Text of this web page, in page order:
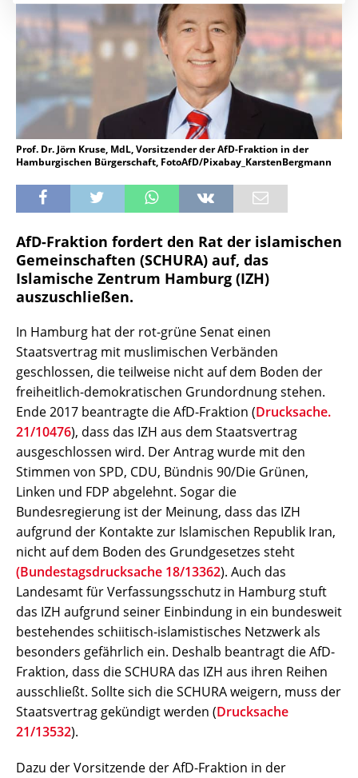
Prof. Dr. Jörn Kruse, MdL, Vorsitzender der AfD-Fraktion in der
Hamburgischen Bürgerschaft, FotoAfD/Pixabay_KarstenBergmann
AfD-Fraktion fordert den Rat der islamischen
Gemeinschaften (SCHURA) auf, das
Islamische Zentrum Hamburg (IZH)
auszuschließen.
In Hamburg hat der rot-grüne Senat einen
Staatsvertrag mit muslimischen Verbänden
geschlossen, die teilweise nicht auf dem Boden der
freiheitlich-demokratischen Grundordnung stehen.
Ende 2017 beantragte die AfD-Fraktion (Drucksache.
21/10476), dass das IZH aus dem Staatsvertrag
ausgeschlossen wird. Der Antrag wurde mit den
Stimmen von SPD, CDU, Bündnis 90/Die Grünen,
Linken und FDP abgelehnt. Sogar die
Bundesregierung ist der Meinung, dass das IZH
aufgrund der Kontakte zur Islamischen Republik Iran,
nicht auf dem Boden des Grundgesetzes steht
(Bundestagsdrucksache 18/13362). Auch das
Landesamt für Verfassungsschutz in Hamburg stuft
das IZH aufgrund seiner Einbindung in ein bundesweit
bestehendes schiitisch-islamistisches Netzwerk als
besonders gefährlich ein. Deshalb beantragt die AfD-
Fraktion, dass die SCHURA das IZH aus ihren Reihen
ausschließt. Sollte sich die SCHURA weigern, muss der
Staatsvertrag gekündigt werden (Drucksache
21/13532).
Dazu der Vorsitzende der AfD-Fraktion in der